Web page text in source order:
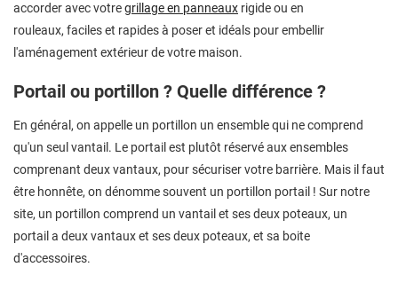
accorder avec votregrillage en panneaux rigide ou en
rouleaux, faciles et rapides à poser et idéals pour embellir
l'aménagement extérieur de votre maison.
Portail ou portillon ? Quelle différence ?
En général, on appelle un portillon un ensemble qui ne comprend
qu'un seul vantail. Le portail est plutôt réservé aux ensembles
comprenant deux vantaux, pour sécuriser votre barrière. Mais il faut
être honnête, on dénomme souvent un portillon portail ! Sur notre
site, un portillon comprend un vantail et ses deux poteaux, un
portail a deux vantaux et ses deux poteaux, et sa boite
d'accessoires.